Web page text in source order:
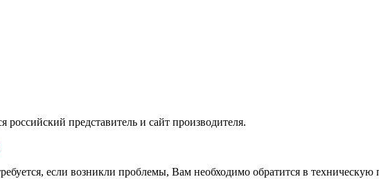
российский представитель и сайт производителя.
если возникли проблемы, Вам необходимо обратится в техническую